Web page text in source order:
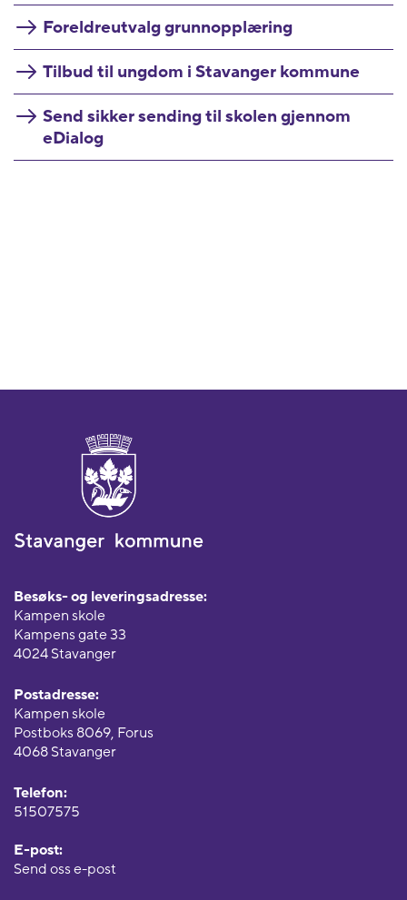
Foreldreutvalg grunnopplæring
Tilbud til ungdom i Stavanger kommune
Send sikker sending til skolen gjennom
eDialog
Besøks- og leveringsadresse:
Kampen skole
Kampens gate 33
4024 Stavanger
Postadresse:
Kampen skole
Postboks 8069, Forus
4068 Stavanger
Telefon:
51507575
E-post:
Send oss e-post